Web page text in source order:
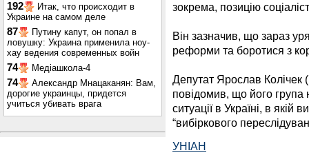
192
Итак, что происходит в
Украине на самом деле
87
Путину капут, он попал в
ловушку: Украина применила ноу-
хау ведения современных войн
74 Медіашкола-4
74
Александр Мнацаканян: Вам,
дорогие украинцы, придется
учиться убивать врага
зокрема, позицію
Він зазначив, що зараз
реформи та боротися з
Депутат Ярослав Колічек
повідомив, що його
ситуації в Україні, в якій
“вибіркового
УНІАН